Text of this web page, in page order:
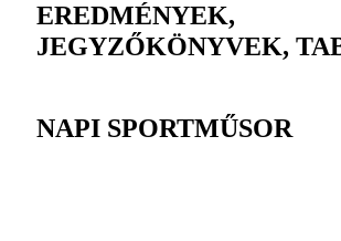
EREDMÉNYEK,
JEGYZŐKÖNYVEK,
NAPI SPORTMŰSOR